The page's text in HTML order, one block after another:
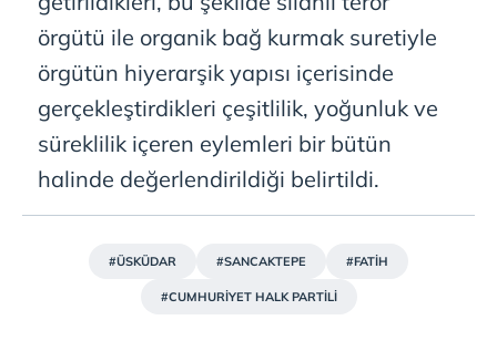
örgütü ile organik bağ kurmak suretiyle
örgütün hiyerarşik yapısı içerisinde
gerçekleştirdikleri çeşitlilik, yoğunluk ve
süreklilik içeren eylemleri bir bütün
halinde değerlendirildiği belirtildi.
#ÜSKÜDAR #SANCAKTEPE #FATİH
#CUMHURİYET HALK PARTİLİ